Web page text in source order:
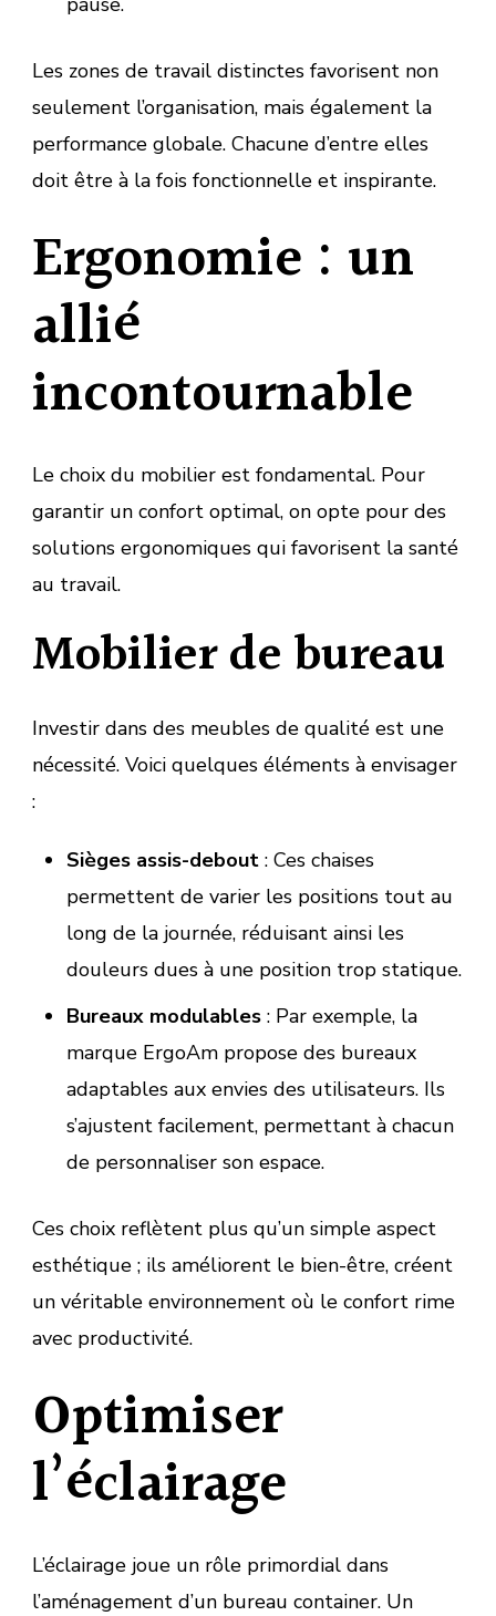
Les zones de travail distinctes favorisent non
seulement l’organisation, mais également la
performance globale. Chacune d’entre elles
doit être à la fois fonctionnelle et inspirante.
Ergonomie : un
allié
incontournable
Le choix du mobilier est fondamental. Pour
garantir un confort optimal, on opte pour des
solutions ergonomiques qui favorisent la santé
au travail.
Mobilier de bureau
Investir dans des meubles de qualité est une
nécessité. Voici quelques éléments à envisager
:
Sièges assis-debout: Ces chaises
permettent de varier les positions tout au
long de la journée, réduisant ainsi les
douleurs dues à une position trop statique.
Bureaux modulables: Par exemple, la
marque ErgoAm propose des bureaux
adaptables aux envies des utilisateurs. Ils
s’ajustent facilement, permettant à chacun
de personnaliser son espace.
Ces choix reflètent plus qu’un simple aspect
esthétique ; ils améliorent le bien-être, créent
un véritable environnement où le confort rime
avec productivité.
Optimiser
l’éclairage
L’éclairage joue un rôle primordial dans
l’aménagement d’un bureau container. Un